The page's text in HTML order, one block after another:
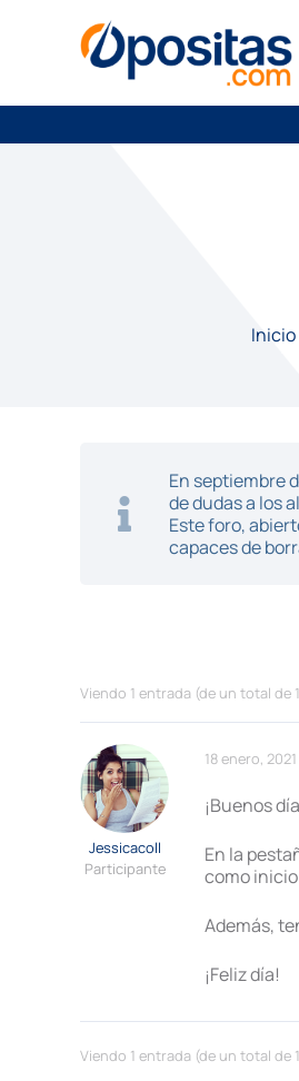
Inicio
En septiembre
de dudas a los
Este foro,
capaces de
Viendo 1 entrada (de un total de
18 enero,
Jessicacoll
Participante
¡Buenos
En la
como
Además,
¡Feliz día!
Viendo 1 entrada (de un total de